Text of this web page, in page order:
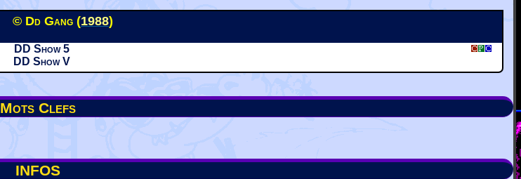
© Dd Gang (1988)
DD Show 5
DD Show V
Mots Clefs
INFOS